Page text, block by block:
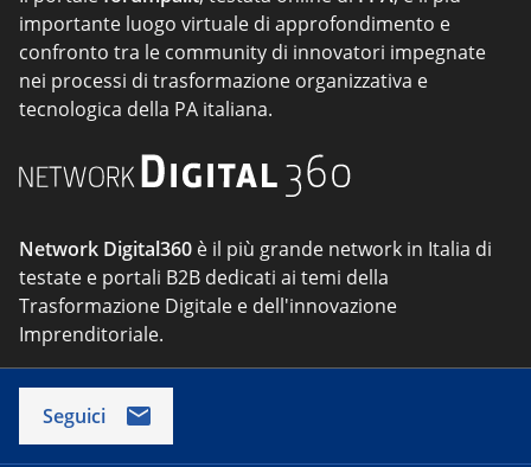
importante luogo virtuale di approfondimento e
confronto tra le community di innovatori impegnate
nei processi di trasformazione organizzativa e
tecnologica della PA italiana.
Network Digital360 è il più grande network in Italia di
testate e portali B2B dedicati ai temi della
Trasformazione Digitale e dell'innovazione
Imprenditoriale.
Seguici